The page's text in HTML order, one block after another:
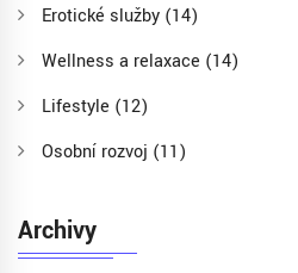
Erotické služby (14)
Wellness a relaxace (14)
Lifestyle (12)
Osobní rozvoj (11)
Archivy